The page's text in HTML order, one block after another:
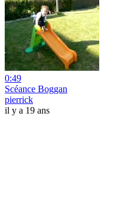
0:49
Scéance Boggan
pierrick
il y a 19 ans